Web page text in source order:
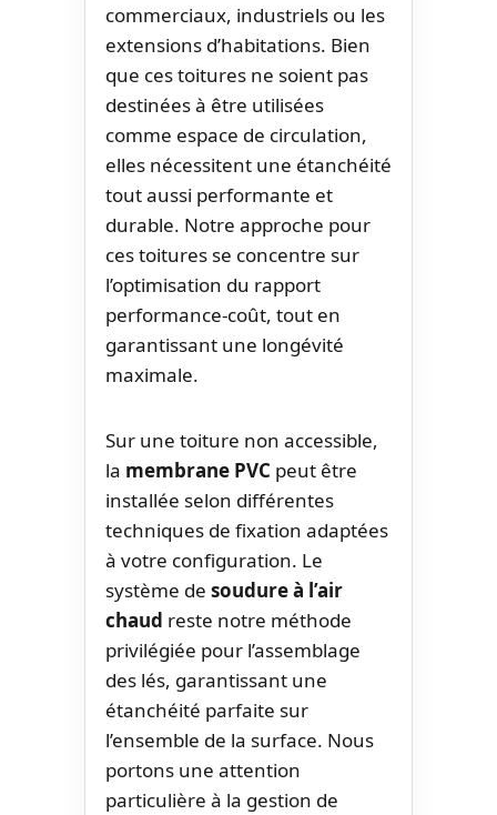
commerciaux, industriels ou les
extensions d’habitations. Bien
que ces toitures ne soient pas
destinées à être utilisées
comme espace de circulation,
elles nécessitent une étanchéité
tout aussi performante et
durable. Notre approche pour
ces toitures se concentre sur
l’optimisation du rapport
performance-coût, tout en
garantissant une longévité
maximale.
Sur une toiture non accessible,
la membrane PVC peut être
installée selon différentes
techniques de fixation adaptées
à votre configuration. Le
système de soudure à l’air
chaud reste notre méthode
privilégiée pour l’assemblage
des lés, garantissant une
étanchéité parfaite sur
l’ensemble de la surface. Nous
portons une attention
particulière à la gestion de